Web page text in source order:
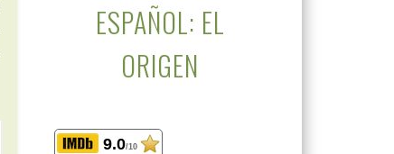
ESPAÑOL: EL
ORIGEN
9.0/10